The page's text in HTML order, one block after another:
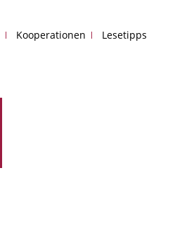
Kooperationen Lesetipps